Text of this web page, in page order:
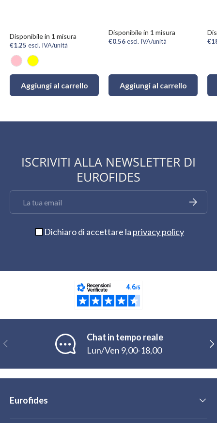
Disponibile in 1 misura
€1.25 escl. IVA/unità
RosaGiallo
Aggiungi al carrello
Disponibile in 1 misura
€0.56escl. IVA/unità
Aggiungi al carrello
ISCRIVITI ALLA NEWSLETTER DI
EUROFIDES
Iscriviti
Dichiaro di accettare la privacy policy
Indietro
Chat in tempo reale
Lun/Ven 9,00-18,00
Eurofides